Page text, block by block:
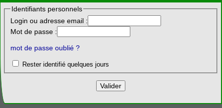
Identifiants personnels
Login ou adresse email :
Mot de passe :
mot de passe oublié ?
Rester identifié quelques jours